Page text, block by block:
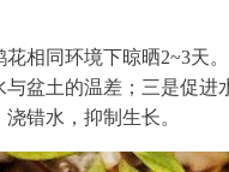
相同环境下晾晒2~3天
盆土的温差；三是促
错水，抑制生长。